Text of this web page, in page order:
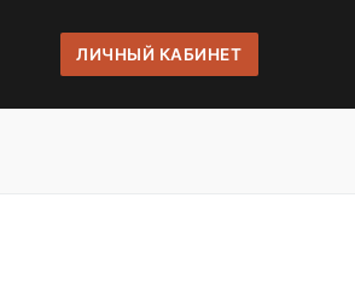
ЛИЧНЫЙ КАБИНЕТ